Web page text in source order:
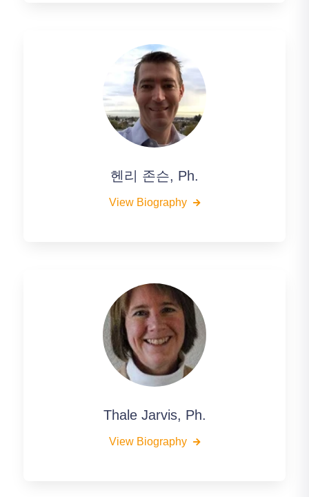
헨리 존슨, Ph.
View Biography
Thale Jarvis, Ph.
View Biography